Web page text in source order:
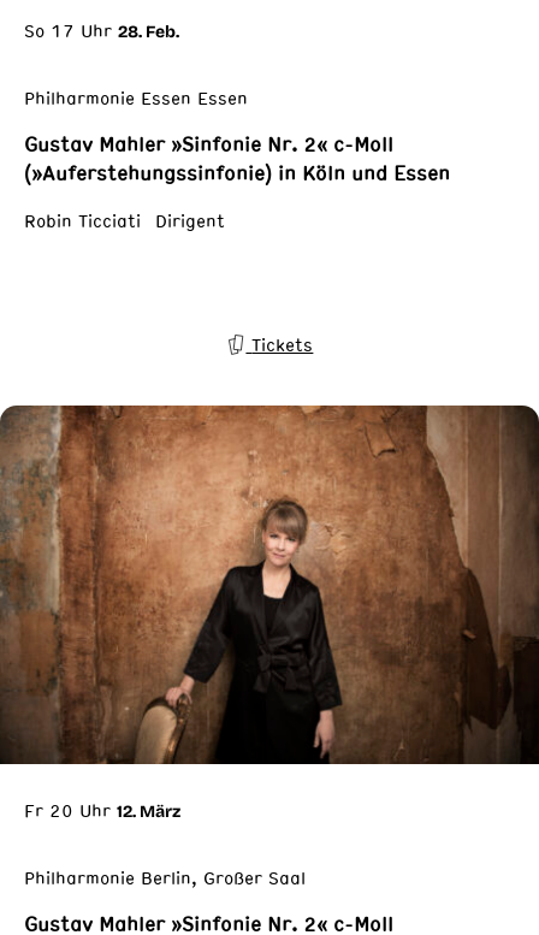
So 17 Uhr 28. Feb.
Philharmonie Essen Essen
Gustav Mahler »Sinfonie Nr. 2« c-Moll
(»Auferstehungssinfonie) in Köln und Essen
Robin Ticciati Dirigent
Tickets
Fr 20 Uhr 12. März
Philharmonie Berlin, Großer Saal
Gustav Mahler »Sinfonie Nr. 2« c-Moll